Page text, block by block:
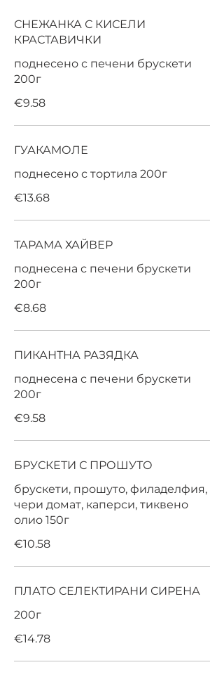
СНЕЖАНКА С КИСЕЛИ
КРАСТАВИЧКИ
поднесено с печени брускети
200г
€9.58
ГУАКАМОЛЕ
поднесено с тортила 200г
€13.68
ТАРАМА ХАЙВЕР
поднесена с печени брускети
200г
€8.68
ПИКАНТНА РАЗЯДКА
поднесена с печени брускети
200г
€9.58
БРУСКЕТИ С ПРОШУТО
брускети, прошуто, филаделфия,
чери домат, каперси, тиквено
олио 150г
€10.58
ПЛАТО СЕЛЕКТИРАНИ СИРЕНА
200г
€14.78